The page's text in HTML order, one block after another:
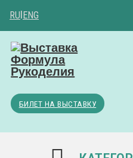
RU ENG
БИЛЕТ НА ВЫСТАВКУ